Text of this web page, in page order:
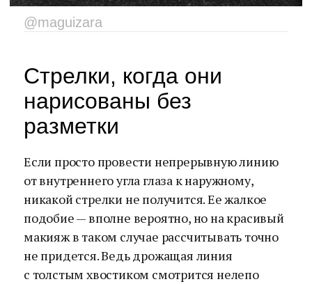
@maguizara
Стрелки, когда они
нарисованы без
разметки
Если просто провести непрерывную линию
от внутреннего угла глаза к наружному,
никакой стрелки не получится. Ее жалкое
подобие — вполне вероятно, но на красивый
макияж в таком случае рассчитывать точно
не придется. Ведь дрожащая линия
с толстым хвостиком смотрится нелепо